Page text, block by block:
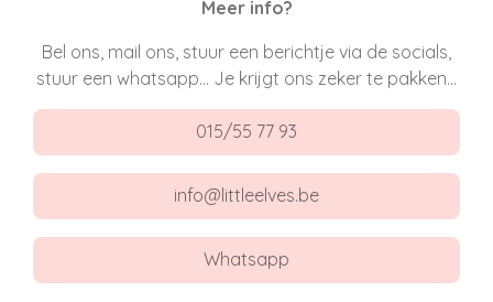
Meer info?
Bel ons, mail ons, stuur een berichtje via de socials,
stuur een whatsapp... Je krijgt ons zeker te pakken...
015/55 77 93
info@littleelves.be
Whatsapp